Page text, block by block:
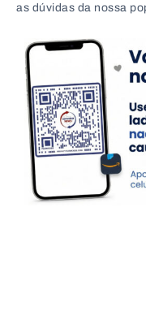
as dúvidas da nossa